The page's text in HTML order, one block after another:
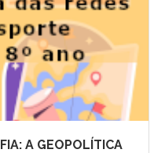
A GEOPOLÍTICA